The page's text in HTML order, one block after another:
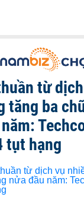
từ
tăng ba
tụt hạng